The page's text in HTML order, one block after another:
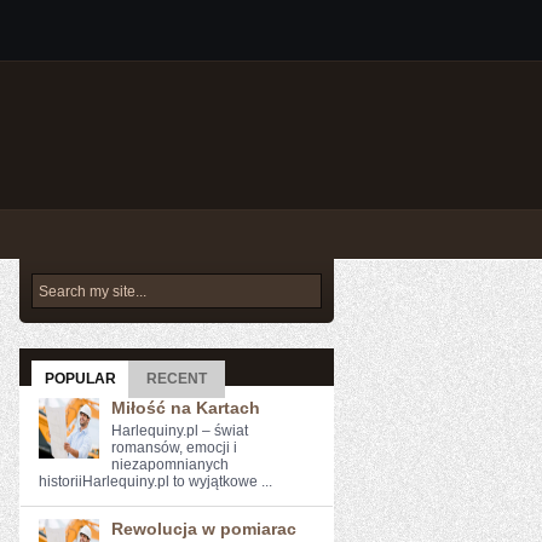
POPULAR RECENT
Miłość na Kartach
Harlequiny.pl – świat
romansów, emocji i
niezapomnianych
historiiHarlequiny.pl to wyjątkowe ...
Rewolucja w pomiarac